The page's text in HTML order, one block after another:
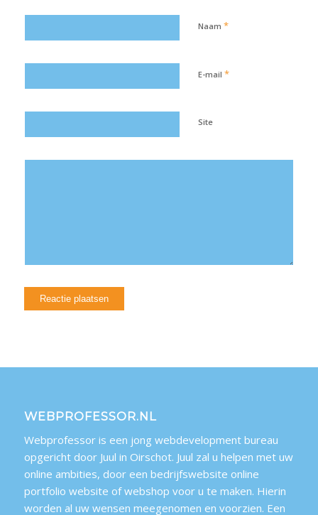
Naam *
E-mail *
Site
WEBPROFESSOR.NL
Webprofessor is een jong webdevelopment bureau
opgericht door Juul in Oirschot. Juul zal u helpen met uw
online ambities, door een bedrijfswebsite online
portfolio website of webshop voor u te maken. Hierin
worden al uw wensen meegenomen en voorzien. Een